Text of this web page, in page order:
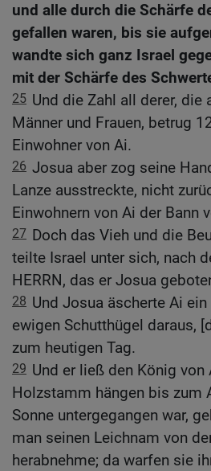
und alle durch die Schärfe
gefallen waren, bis sie
wandte sich ganz Israel
mit der Schärfe des
25 Und die Zahl all derer, die
Männer und Frauen, betrug
Einwohner von Ai.
26 Josua aber zog seine
Lanze ausstreckte, nicht
Einwohnern von Ai der Bann
27 Doch das Vieh und die
teilte Israel unter sich, nach
HERRN, das er Josua
28 Und Josua äscherte Ai
ewigen Schutthügel daraus,
zum heutigen Tag.
29 Und er ließ den König von
Holzstamm hängen bis zum
Sonne untergegangen war,
man seinen Leichnam von
herabnehme; da warfen sie